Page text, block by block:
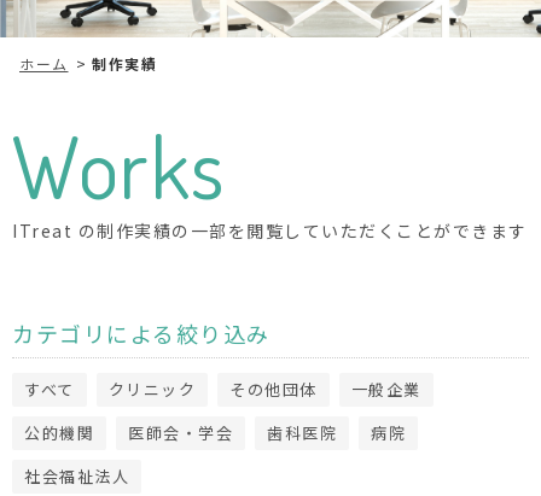
ホーム 制作実績
Works
ITreat の制作実績の一部を閲覧していただくことができます
カテゴリによる絞り込み
すべて クリニック その他団体
一般企業
公的機関
医師会・学会 歯科医院
病院
社会福祉法人